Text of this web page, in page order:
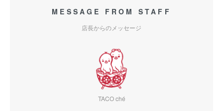
MESSAGE FROM STAFF
店長からのメッセージ
TACO ché